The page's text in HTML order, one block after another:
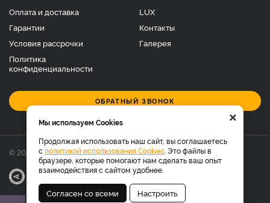
Оплата и доставка
Гарантии
Условия рассрочки
Политика
конфиденциальности
LUX
Контакты
Галерея
ОБРАТНЫЙ ЗВОНОК
© 2026 Фирменный магазин багажников LUX.
Разработка|
×
Мы используем Cookies
Продолжая использовать наш сайт, вы соглашаетесь
с политикой использования Cookies . Это файлы в
браузере, которые помогают нам сделать ваш опыт
взаимодействия с сайтом удобнее.
Согласен со всеми Настроить